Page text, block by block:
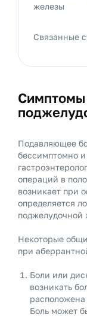
Симптомы
Подавляющее
бессимптомно
операций в
возникает при
определяется
поджелудочной
Некоторые
при
Боли или
возникать
Боль может
железы
Связанные